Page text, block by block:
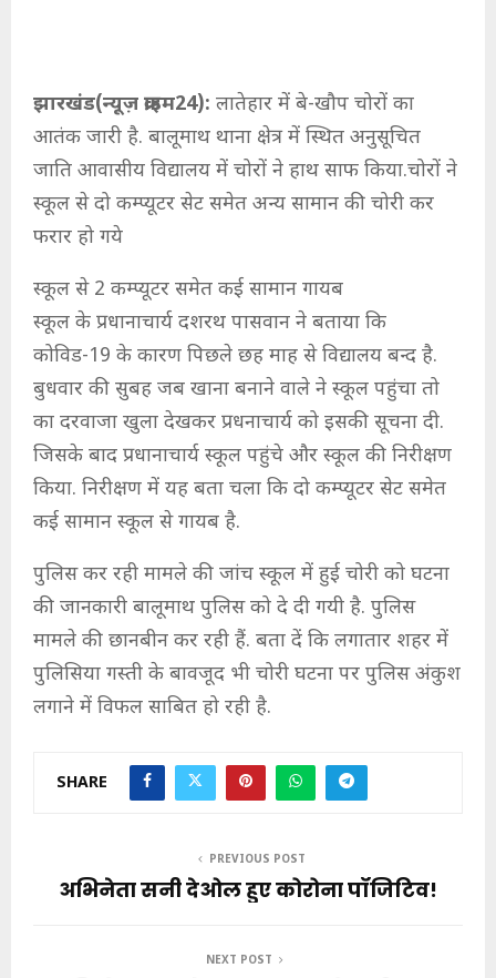
झारखंड(न्यूज़ क्राइम24): लातेहार में बे-खौप चोरों का
आतंक जारी है. बालूमाथ थाना क्षेत्र में स्थित अनुसूचित
जाति आवासीय विद्यालय में चोरों ने हाथ साफ किया.चोरों ने
स्कूल से दो कम्प्यूटर सेट समेत अन्य सामान की चोरी कर
फरार हो गये
स्कूल से 2 कम्प्यूटर समेत कई सामान गायब
स्कूल के प्रधानाचार्य दशरथ पासवान ने बताया कि
कोविड-19 के कारण पिछले छह माह से विद्यालय बन्द है.
बुधवार की सुबह जब खाना बनाने वाले ने स्कूल पहुंचा तो
का दरवाजा खुला देखकर प्रधनाचार्य को इसकी सूचना दी.
जिसके बाद प्रधानाचार्य स्कूल पहुंचे और स्कूल की निरीक्षण
किया. निरीक्षण में यह बता चला कि दो कम्प्यूटर सेट समेत
कई सामान स्कूल से गायब है.
पुलिस कर रही मामले की जांच स्कूल में हुई चोरी को घटना
की जानकारी बालूमाथ पुलिस को दे दी गयी है. पुलिस
मामले की छानबीन कर रही हैं. बता दें कि लगातार शहर में
पुलिसिया गस्ती के बावजूद भी चोरी घटना पर पुलिस अंकुश
लगाने में विफल साबित हो रही है.
SHARE
PREVIOUS POST
अभिनेता सनी देओल हुए कोरोना पॉजिटिव!
NEXT POST